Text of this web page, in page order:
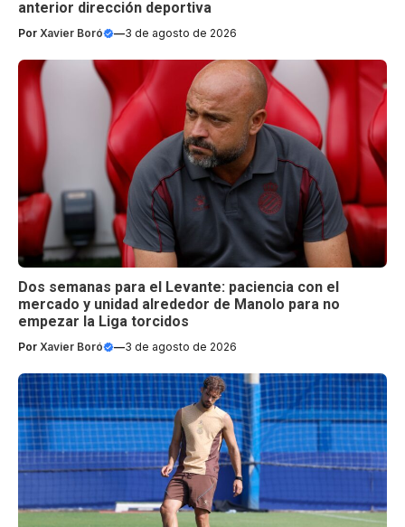
anterior dirección deportiva
Por Xavier Boró —3 de agosto de 2026
Dos semanas para el Levante: paciencia con el
mercado y unidad alrededor de Manolo para no
empezar la Liga torcidos
Por Xavier Boró —3 de agosto de 2026